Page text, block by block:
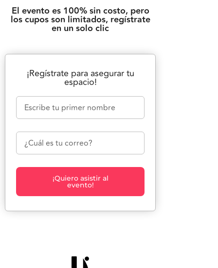
El evento es 100% sin costo, pero
los cupos son limitados, regístrate
en un solo clic
¡Regístrate para asegurar tu
espacio!
¡Quiero asistir al
evento!